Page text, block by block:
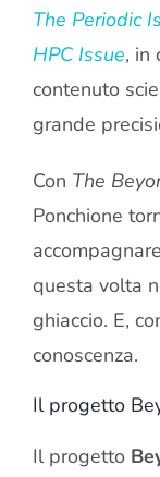
The Periodic
HPC Issue, in
contenuto
grande
Con The
Ponchione
questa volta
ghiaccio. E,
conoscenza.
Il progetto
Il progetto